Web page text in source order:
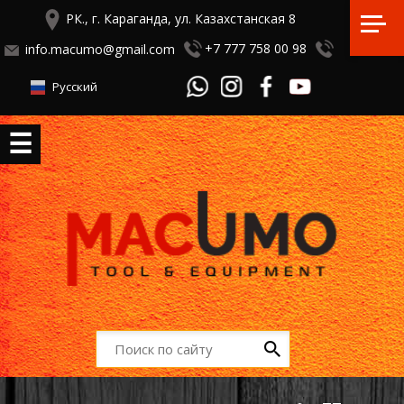
РК., г. Караганда, ул. Казахстанская 8
info.macumo@gmail.com
+7 777 758 00 98
Русский
☰